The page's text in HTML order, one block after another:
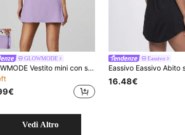
GLOWMODE
GLOWMODE Vestito mini con scollo a V, nodo, asciugatura rapida e assorbimento dell'umidità, FeatherFit™-Air
Eassivo
16.48€
Vedi Altro